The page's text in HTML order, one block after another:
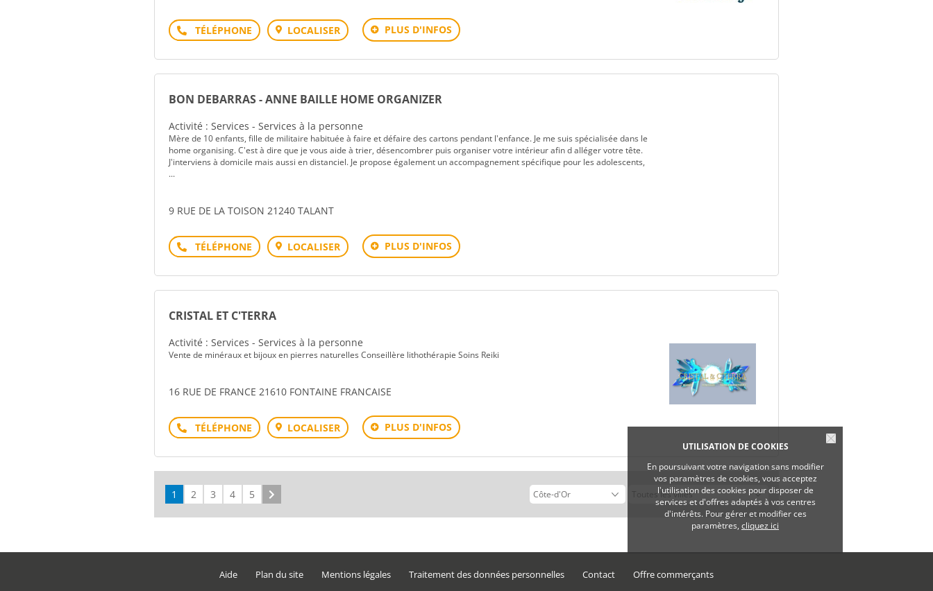
UTILISATION DE COOKIES
En poursuivant votre navigation sans modifier
vos paramètres de cookies, vous acceptez
l'utilisation des cookies pour disposer de
services et d'offres adaptés à vos centres
d'intérêts. Pour gérer et modifier ces
paramètres, cliquez ici
Téléphone LOCALISER PLUS D'INFOS
BON DEBARRAS - ANNE BAILLE HOME ORGANIZER
Activité : Services - Services à la personne
Mère de 10 enfants, fille de militaire habituée à faire et défaire des cartons pendant l'enfance. Je me suis spécialisée dans le
home organising. C'est à dire que je vous aide à trier, désencombrer puis organiser votre intérieur afin d alléger votre tête.
J'interviens à domicile mais aussi en distanciel. Je propose également un accompagnement spécifique pour les adolescents,
...
9 RUE DE LA TOISON 21240 TALANT
Téléphone LOCALISER PLUS D'INFOS
CRISTAL ET C'TERRA
Activité : Services - Services à la personne
Vente de minéraux et bijoux en pierres naturelles Conseillère lithothérapie Soins Reiki
16 RUE DE FRANCE 21610 FONTAINE FRANCAISE
Téléphone LOCALISER PLUS D'INFOS
1 2 3 4 5
Aide Plan du site Mentions légales Traitement des données personnelles Contact Offre commerçants